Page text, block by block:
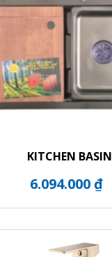
KITCHEN BASIN
6.094.000 ₫